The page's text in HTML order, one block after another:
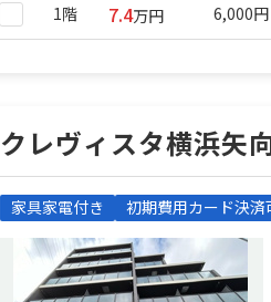
1階 7.4万円 6,000円
クレヴィスタ横浜矢
家具家電付き 初期費用カード決済